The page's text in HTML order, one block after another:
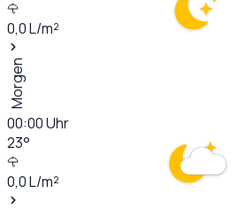
0,0L/m²
Morgen
00:00Uhr
23°
0,0L/m²